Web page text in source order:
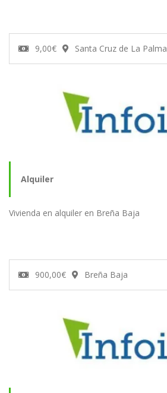
9,00€ Santa Cruz de La Palma
Alquiler
Vivienda en alquiler en Breña Baja
900,00€ Breña Baja